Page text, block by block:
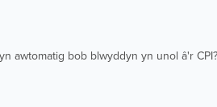
awtomatig bob blwyddyn yn unol â'r